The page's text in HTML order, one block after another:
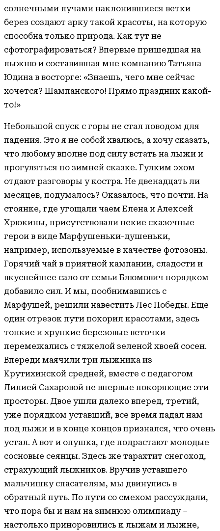
солнечными лучами наклонившиеся ветки
берез создают арку такой красоты, на которую
способна только природа. Как тут не
сфотографироваться? Впервые пришедшая на
лыжню и составившая мне компанию Татьяна
Юдина в восторге: «Знаешь, чего мне сейчас
хочется? Шампанского! Прямо праздник какой-
то!»
Небольшой спуск с горы не стал поводом для
падения. Это я не собой хвалюсь, а хочу сказать,
что любому вполне под силу встать на лыжи и
прогуляться по зимней сказке. Гулким эхом
отдают разговоры у костра. Не двенадцать ли
месяцев, подумалось? Оказалось, что почти. На
стоянке, где угощали чаем Елена и Алексей
Хрюкины, присутствовали некие сказочные
герои в виде Марфушеньки-душеньки,
например, используемые в качестве фотозоны.
Горячий чай в приятной кампании, сладости и
вкуснейшее сало от семьи Блюмович порядком
добавило сил. И мы, пообнимавшись с
Марфушей, решили навестить Лес Победы. Еще
один отрезок пути покорил красотами, здесь
тонкие и хрупкие березовые веточки
перемежались с тяжелой зеленой хвоей сосен.
Впереди маячили три лыжника из
Крутихинской средней, вместе с педагогом
Лилией Сахаровой не впервые покоряющие эти
просторы. Двое ушли далеко вперед, третий,
уже порядком уставший, все время падал нам
под лыжи и в конце концов признался, что очень
устал. А вот и опушка, где подрастают молодые
сосновые сеянцы. Здесь же тарахтит снегоход,
страхующий лыжников. Вручив уставшего
мальчишку спасателям, мы двинулись в
обратный путь. По пути со смехом рассуждали,
что пора бы и нам на зимнюю олимпиаду –
настолько приноровились к лыжам и лыжне,